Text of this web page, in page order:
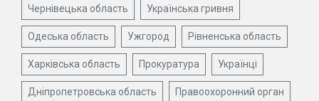
Чернівецька область Українська гривня
Одеська область Ужгород Рівненська область
Харківська область Прокуратура Українці
Дніпропетровська область Правоохоронний орган